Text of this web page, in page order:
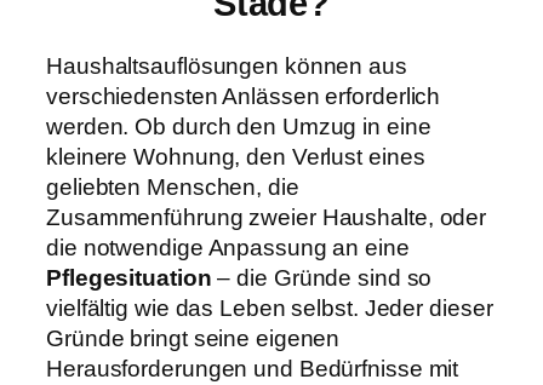
Haushaltsauflösungen können aus
verschiedensten Anlässen erforderlich
werden. Ob durch den Umzug in eine
kleinere Wohnung, den Verlust eines
geliebten Menschen, die
Zusammenführung zweier Haushalte, oder
die notwendige Anpassung an eine
Pflegesituation – die Gründe sind so
vielfältig wie das Leben selbst. Jeder dieser
Gründe bringt seine eigenen
Herausforderungen und Bedürfnisse mit